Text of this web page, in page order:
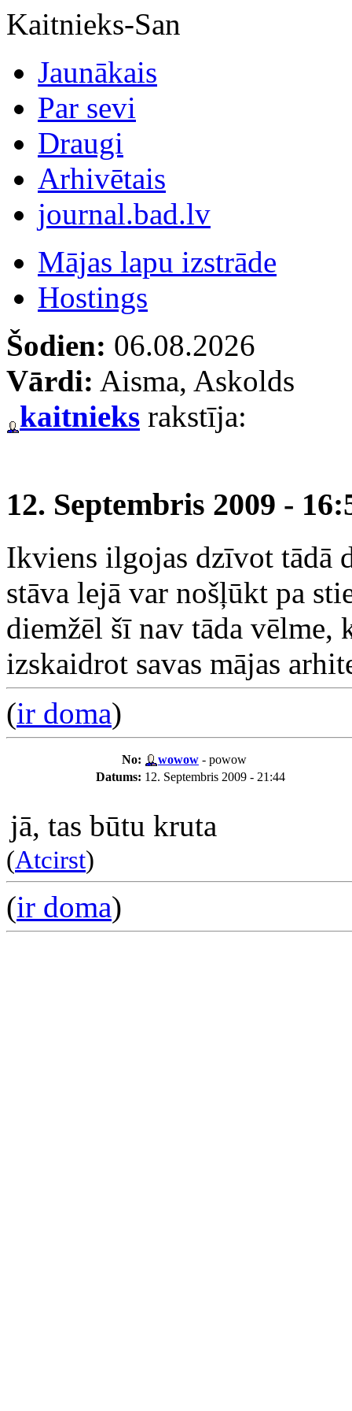
Kaitnieks-San
Jaunākais
Par sevi
Draugi
Arhivētais
journal.bad.lv
Mājas lapu izstrāde
Hostings
Šodien: 06.08.2026
Vārdi: Aisma, Askolds
kaitnieks rakstīja:
12. Septembris 2009 -
Ikviens ilgojas dzīvot tādā
stāva lejā var nošļūkt pa
diemžēl šī nav tāda vēlme,
izskaidrot savas mājas
(ir doma)
No: wowow - powow
Datums: 12. Septembris 2009 - 21:44
jā, tas būtu kruta
(Atcirst)
(ir doma)